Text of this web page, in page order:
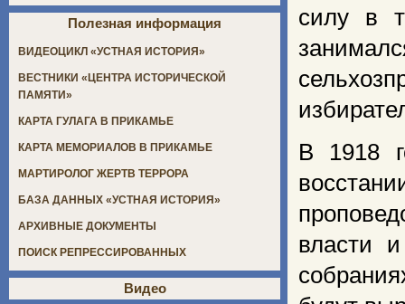
силу в
В 1918
власти
Полезная информация
ВИДЕОЦИКЛ «УСТНАЯ ИСТОРИЯ»
ВЕСТНИКИ «ЦЕНТРА ИСТОРИЧЕСКОЙ
ПАМЯТИ»
КАРТА ГУЛАГА В ПРИКАМЬЕ
КАРТА МЕМОРИАЛОВ В ПРИКАМЬЕ
МАРТИРОЛОГ ЖЕРТВ ТЕРРОРА
БАЗА ДАННЫХ «УСТНАЯ ИСТОРИЯ»
АРХИВНЫЕ ДОКУМЕНТЫ
ПОИСК РЕПРЕССИРОВАННЫХ
Видео